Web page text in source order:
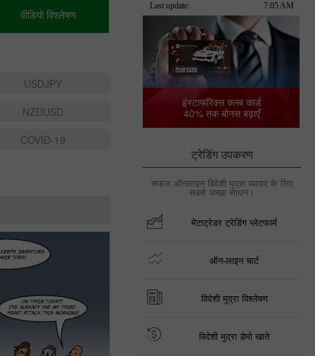
वीडियो विश्लेषण
USDJPY
NZDUSD
COVID-19
इंस्टाफॉरेक्स क्लब कार्ड
40% तक बोनस बढ़ाएँ
ट्रेडिंग उपकरण
सफल ऑनलाइन विदेशी मुद्रा व्यापार के लिए
सबसे अच्छा साधन।
मेटाट्रेडर ट्रेडिंग प्लेटफार्म
ऑन-लाइन चार्ट
विदेशी मुद्रा विश्लेषण
विदेशी मुद्रा डेमो खाते